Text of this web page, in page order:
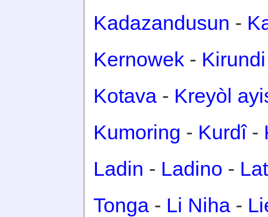
Kadazandusun -
Kernowek - Kirundi
Kotava - Kreyòl
Kumoring - Kurdî-
Ladin - Ladino -
Tonga - Li Niha -